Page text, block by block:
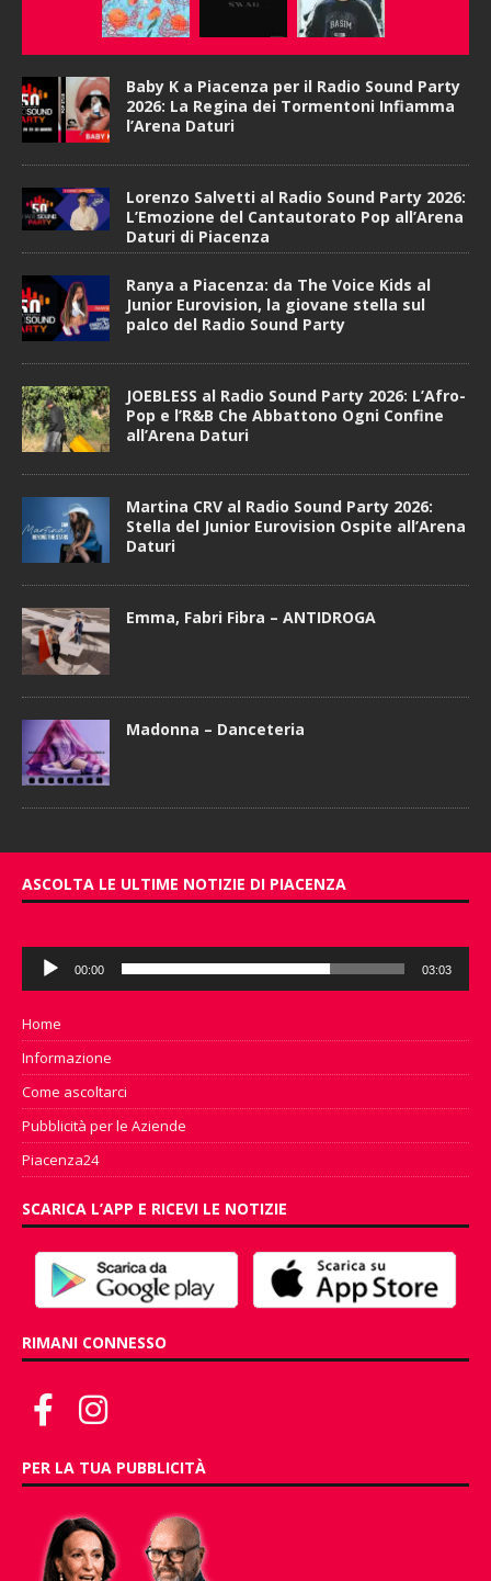
Baby K a Piacenza per il Radio Sound Party
2026: La Regina dei Tormentoni Infiamma
l’Arena Daturi
Lorenzo Salvetti al Radio Sound Party 2026:
L’Emozione del Cantautorato Pop all’Arena
Daturi di Piacenza
Ranya a Piacenza: da The Voice Kids al
Junior Eurovision, la giovane stella sul
palco del Radio Sound Party
JOEBLESS al Radio Sound Party 2026: L’Afro-
Pop e l’R&B Che Abbattono Ogni Confine
all’Arena Daturi
Martina CRV al Radio Sound Party 2026:
Stella del Junior Eurovision Ospite all’Arena
Daturi
Emma, Fabri Fibra – ANTIDROGA
Madonna – Danceteria
ASCOLTA LE ULTIME NOTIZIE DI PIACENZA
Audio
Player
00:00 03:03
Home
Informazione
Come ascoltarci
Pubblicità per le Aziende
Piacenza24
SCARICA L’APP E RICEVI LE NOTIZIE
RIMANI CONNESSO
PER LA TUA PUBBLICITÀ